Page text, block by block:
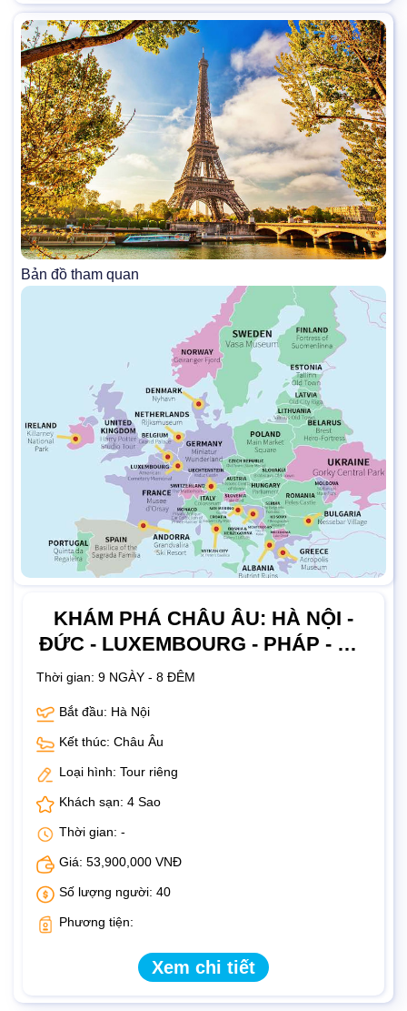
Bản đồ tham quan
KHÁM PHÁ CHÂU ÂU: HÀ NỘI -
ĐỨC - LUXEMBOURG - PHÁP - BỈ -
HÀ LAN 9 NGÀY 8 ĐÊM
Thời gian: 9 NGÀY - 8 ĐÊM
Bắt đầu: Hà Nội
Kết thúc: Châu Âu
Loại hình: Tour riêng
Khách sạn: 4 Sao
Thời gian: -
Giá: 53,900,000 VNĐ
Số lượng người: 40
Phương tiện:
Xem chi tiết